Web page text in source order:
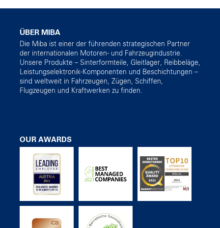
ÜBER MIBA
Die Miba ist einer der führenden strategischen Partner
der internationalen Motoren- und Fahrzeugindustrie.
Unsere Produkte – Sinterformteile, Gleitlager, Reibbeläge,
Leistungselektronik-Komponenten und Beschichtungen –
sind weltweit in Fahrzeugen, Zügen, Schiffen,
Flugzeugen und Kraftwerken zu finden.
OUR AWARDS